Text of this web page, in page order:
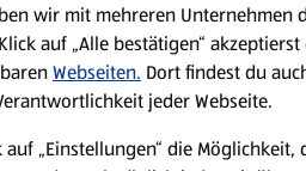
wir mit mehreren Unternehmen
auf „Alle bestätigen“
Webseiten. Dort findest du
jeder Webseite.
auf „Einstellungen“ die